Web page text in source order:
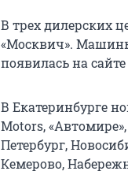
В трех дилерских
«Москвич».
появилась на сайте
В Екатеринбурге
Motors,
Петербург,
Кемерово,